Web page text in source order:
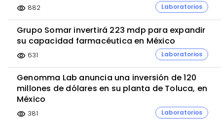
visibility 882 Laboratorios
Grupo Somar invertirá 223 mdp para expandir
su capacidad farmacéutica en México
visibility 631 Laboratorios
Genomma Lab anuncia una inversión de 120
millones de dólares en su planta de Toluca, en
México
visibility 381 Laboratorios